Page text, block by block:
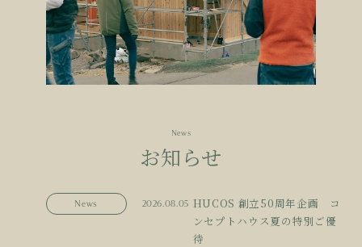
News
お知らせ
News 2026.08.05 HUCOS 創立50周年企画 コ
ンセプトハウス夏の特別ご優
待